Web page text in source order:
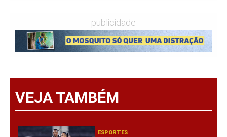
publicidade
VEJA TAMBÉM
ESPORTES